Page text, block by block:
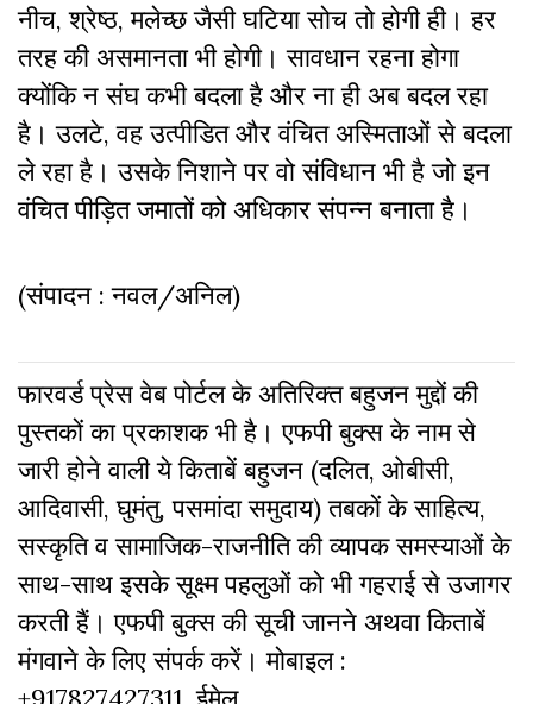
नीच, श्रेष्ठ, मलेच्छ जैसी घटिया सोच तो होगी ही। हर
तरह की असमानता भी होगी। सावधान रहना होगा
क्योंकि न संघ कभी बदला है और ना ही अब बदल रहा
है। उलटे, वह उत्पीडित और वंचित अस्मिताओं से बदला
ले रहा है। उसके निशाने पर वो संविधान भी है जो इन
वंचित पीड़ित जमातों को अधिकार संपन्न बनाता है।
(संपादन : नवल/अनिल)
फारवर्ड प्रेस वेब पोर्टल के अतिरिक्‍त बहुजन मुद्दों की
पुस्‍तकों का प्रकाशक भी है। एफपी बुक्‍स के नाम से
जारी होने वाली ये किताबें बहुजन (दलित, ओबीसी,
आदिवासी, घुमंतु, पसमांदा समुदाय) तबकों के साहित्‍य,
सस्‍क‍ृति व सामाजिक-राजनीति की व्‍यापक समस्‍याओं के
साथ-साथ इसके सूक्ष्म पहलुओं को भी गहराई से उजागर
करती हैं। एफपी बुक्‍स की सूची जानने अथवा किताबें
मंगवाने के लिए संपर्क करें। मोबाइल :